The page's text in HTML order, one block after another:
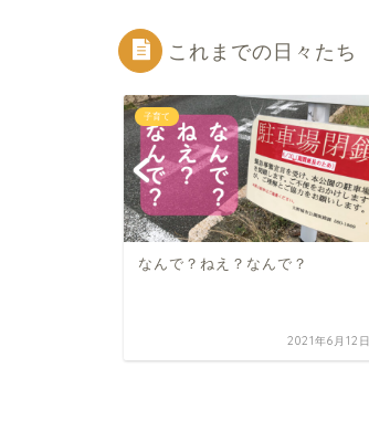
これまでの日々たち
子育て
なんで？ねえ？なんで？
2021年6月12日